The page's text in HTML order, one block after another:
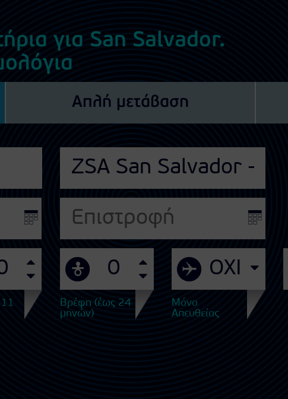
για San Salvador.
Απλή μετάβαση
11
Βρέφη (έως 24
μηνών)
Μόνο
Απευθείας